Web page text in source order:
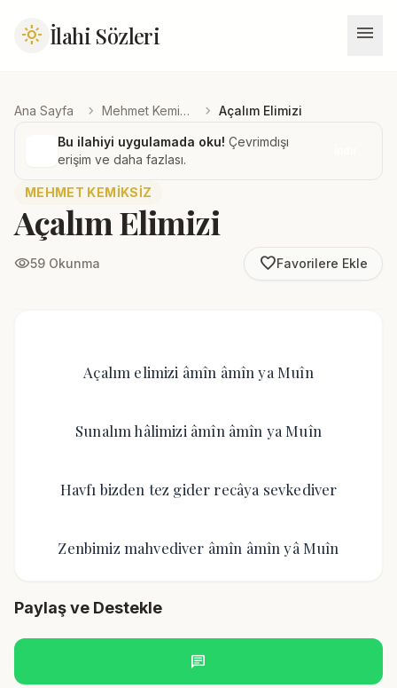
light_mode İlahi Sözleri menu
Ana Sayfa chevron_right Mehmet Kemiksiz chevron_right Açalım Elimizi
Bu ilahiyi uygulamada oku! Çevrimdışı
erişim ve daha fazlası.
MEHMET KEMIKSIZ
Açalım Elimizi
visibility59 Okunma favorite_borderFavorilere Ekle
Açalım elimizi âmîn âmîn ya Muîn
Sunalım hâlimizi âmîn âmîn ya Muîn
Havfı bizden tez gider recâya sevkediver
Zenbimiz mahvediver âmîn âmîn yâ Muîn
Paylaş ve Destekle
chat